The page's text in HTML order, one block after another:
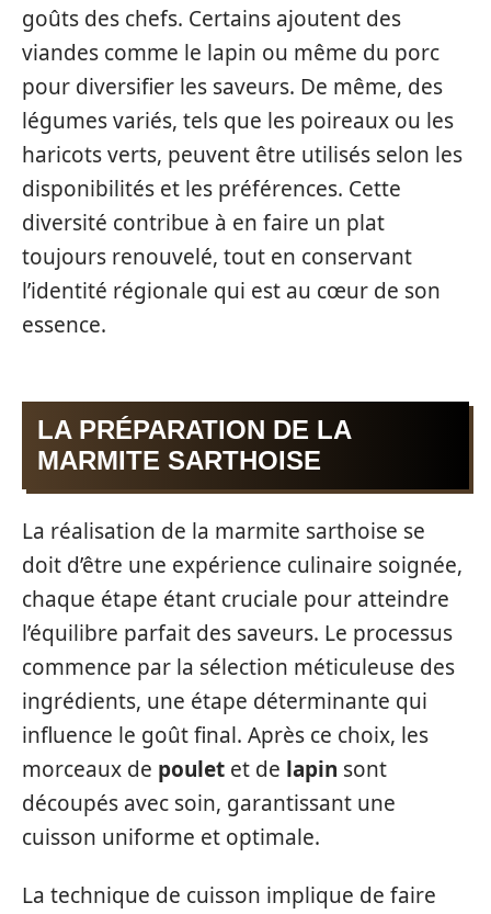
goûts des chefs. Certains ajoutent des
viandes comme le lapin ou même du porc
pour diversifier les saveurs. De même, des
légumes variés, tels que les poireaux ou les
haricots verts, peuvent être utilisés selon les
disponibilités et les préférences. Cette
diversité contribue à en faire un plat
toujours renouvelé, tout en conservant
l’identité régionale qui est au cœur de son
essence.
LA PRÉPARATION DE LA
MARMITE SARTHOISE
La réalisation de la marmite sarthoise se
doit d’être une expérience culinaire soignée,
chaque étape étant cruciale pour atteindre
l’équilibre parfait des saveurs. Le processus
commence par la sélection méticuleuse des
ingrédients, une étape déterminante qui
influence le goût final. Après ce choix, les
morceaux de poulet et de lapin sont
découpés avec soin, garantissant une
cuisson uniforme et optimale.
La technique de cuisson implique de faire